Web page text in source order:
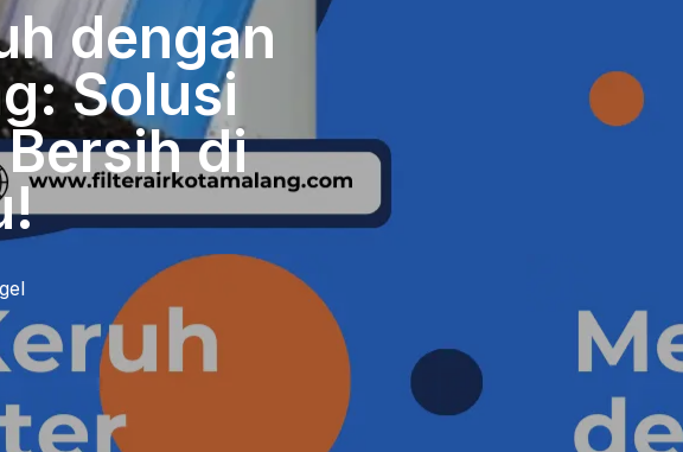
dengan
Solusi
di